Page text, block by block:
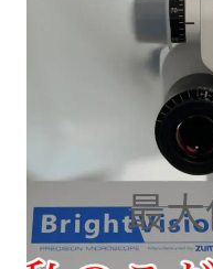
最